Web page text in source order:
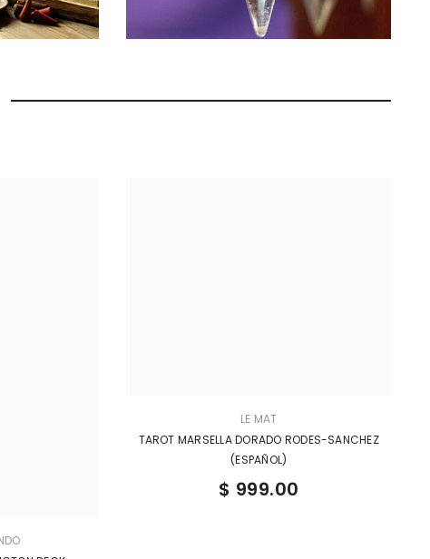
LE MAT
TAROT MARSELLA DORADO RODES-SANCHEZ
(ESPAÑOL)
$ 999.00